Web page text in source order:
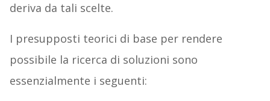
deriva da tali scelte.
I presupposti teorici di base per rendere
possibile la ricerca di soluzioni sono
essenzialmente i seguenti: